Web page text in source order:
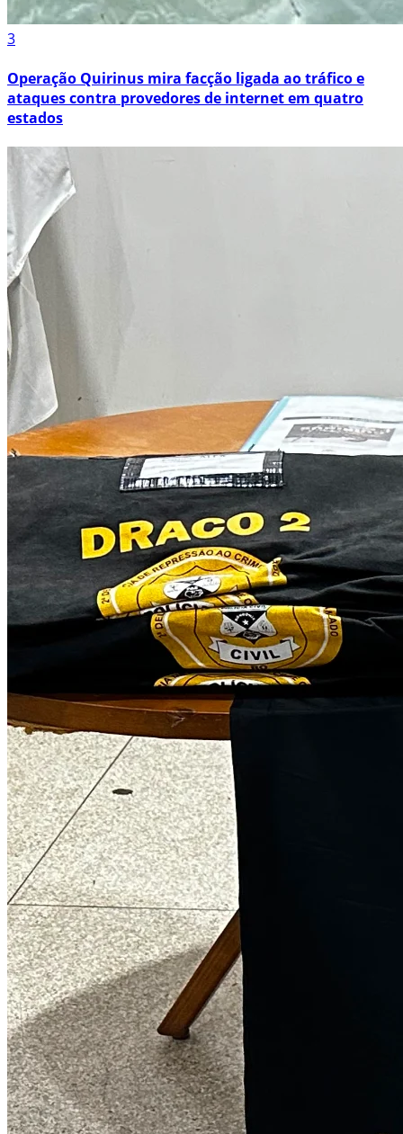
3
Operação Quirinus mira facção ligada ao tráfico e
ataques contra provedores de internet em quatro
estados